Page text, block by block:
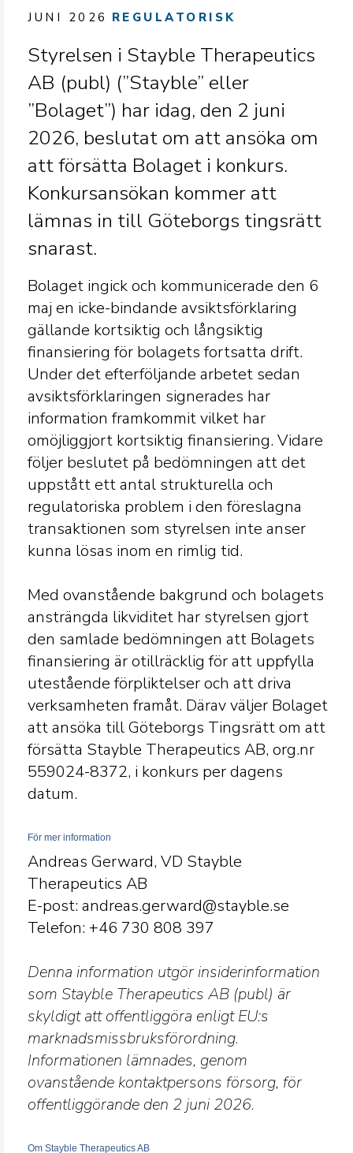
JUNI 2026 REGULATORISK
Styrelsen i Stayble Therapeutics
AB (publ) (”Stayble” eller
”Bolaget”) har idag, den 2 juni
2026, beslutat om att ansöka om
att försätta Bolaget i konkurs.
Konkursansökan kommer att
lämnas in till Göteborgs tingsrätt
snarast.
Bolaget ingick och kommunicerade den 6
maj en icke-bindande avsiktsförklaring
gällande kortsiktig och långsiktig
finansiering för bolagets fortsatta drift.
Under det efterföljande arbetet sedan
avsiktsförklaringen signerades har
information framkommit vilket har
omöjliggjort kortsiktig finansiering. Vidare
följer beslutet på bedömningen att det
uppstått ett antal strukturella och
regulatoriska problem i den föreslagna
transaktionen som styrelsen inte anser
kunna lösas inom en rimlig tid.
Med ovanstående bakgrund och bolagets
ansträngda likviditet har styrelsen gjort
den samlade bedömningen att Bolagets
finansiering är otillräcklig för att uppfylla
utestående förpliktelser och att driva
verksamheten framåt. Därav väljer Bolaget
att ansöka till Göteborgs Tingsrätt om att
försätta Stayble Therapeutics AB, org.nr
559024-8372, i konkurs per dagens
datum.
För mer information
Andreas Gerward, VD Stayble
Therapeutics AB
E-post: andreas.gerward@stayble.se
Telefon: +46 730 808 397
Denna information utgör insiderinformation
som Stayble Therapeutics AB (publ) är
skyldigt att offentliggöra enligt EU:s
marknadsmissbruksförordning.
Informationen lämnades, genom
ovanstående kontaktpersons försorg, för
offentliggörande den 2 juni 2026.
Om Stayble Therapeutics AB